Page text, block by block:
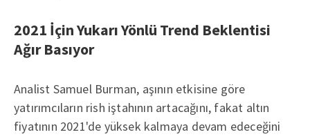
2021 İçin Yukarı Yönlü Trend Beklentisi
Ağır Basıyor
Analist Samuel Burman, aşının etkisine göre
yatırımcıların rish iştahının artacağını, fakat altın
fiyatının 2021'de yüksek kalmaya devam edeceğini